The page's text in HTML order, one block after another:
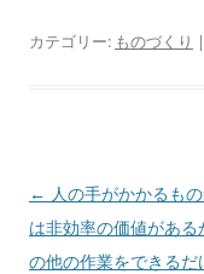
c
o
k
e
カテゴリー: ものづくり
投
稿
ナ
← 人の手がかかるも
は非効率の価値がある
の他の作業をできるだ